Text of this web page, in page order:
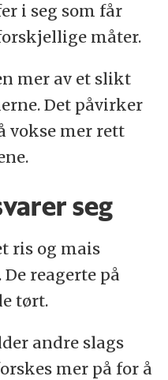
i seg som får
måter.
mer av et slikt
Det påvirker
vokse mer rett
seg
ris og mais
reagerte på
tørt.
andre slags
mer på for å